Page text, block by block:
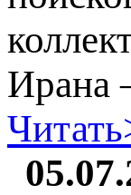
Ирана